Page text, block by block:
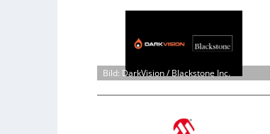
Bild: DarkVision / Blackstone Inc.